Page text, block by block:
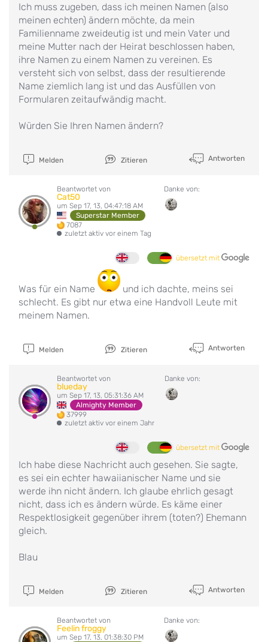
Ich muss zugeben, dass ich meinen Namen (also
meinen echten) ändern möchte, da mein
Familienname zweideutig ist und mein Vater und
meine Mutter nach der Heirat beschlossen haben,
ihre Namen zu einem Namen zu vereinen. Es
versteht sich von selbst, dass der resultierende
Name ziemlich lang ist und das Ausfüllen von
Formularen zeitaufwändig macht.
Würden Sie Ihren Namen ändern?
Melden Zitieren Antworten
Beantwortet von
Cat50
um Sep 17, 13, 04:47:18 AM
Superstar Member
7087
zuletzt aktiv vor einem Tag
Danke von:
übersetzt mit
Was für ein Name
und ich dachte, meins sei
schlecht. Es gibt nur etwa eine Handvoll Leute mit
meinem Namen.
Melden Zitieren Antworten
Beantwortet von
blueday
um Sep 17, 13, 05:31:36 AM
Almighty Member
37999
zuletzt aktiv vor einem Jahr
Danke von:
übersetzt mit
Ich habe diese Nachricht auch gesehen. Sie sagte,
es sei ein echter hawaiianischer Name und sie
werde ihn nicht ändern. Ich glaube ehrlich gesagt
nicht, dass ich es ändern würde. Es käme einer
Respektlosigkeit gegenüber ihrem (toten?) Ehemann
gleich.
Blau
Melden Zitieren Antworten
Beantwortet von
Feelin froggy
um Sep 17, 13, 01:38:30 PM
Danke von: